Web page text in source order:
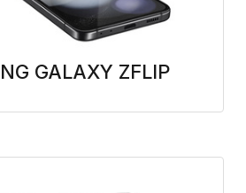
GALAXY ZFLIP